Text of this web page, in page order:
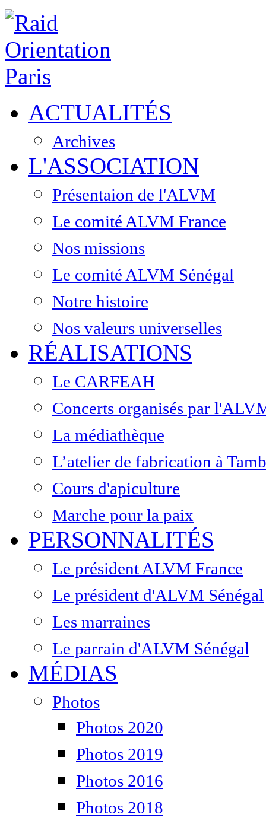
ACTUALITÉS
Archives
L'ASSOCIATION
Présentaion de l'ALVM
Le comité ALVM France
Nos missions
Le comité ALVM Sénégal
Notre histoire
Nos valeurs universelles
RÉALISATIONS
Le CARFEAH
Concerts organisés par
La médiathèque
L’atelier de fabrication à
Cours d'apiculture
Marche pour la paix
PERSONNALITÉS
Le président ALVM France
Le président d'ALVM Sénégal
Les marraines
Le parrain d'ALVM Sénégal
MÉDIAS
Photos
Photos 2020
Photos 2019
Photos 2016
Photos 2018